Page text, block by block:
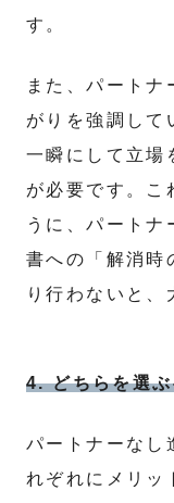
す。
また、パートナ
がりを強調して
一瞬にして立場
が必要です。こ
うに、パートナ
書への「解消時
り行わないと、
4. どちらを選
パートナーなし
れぞれにメリッ